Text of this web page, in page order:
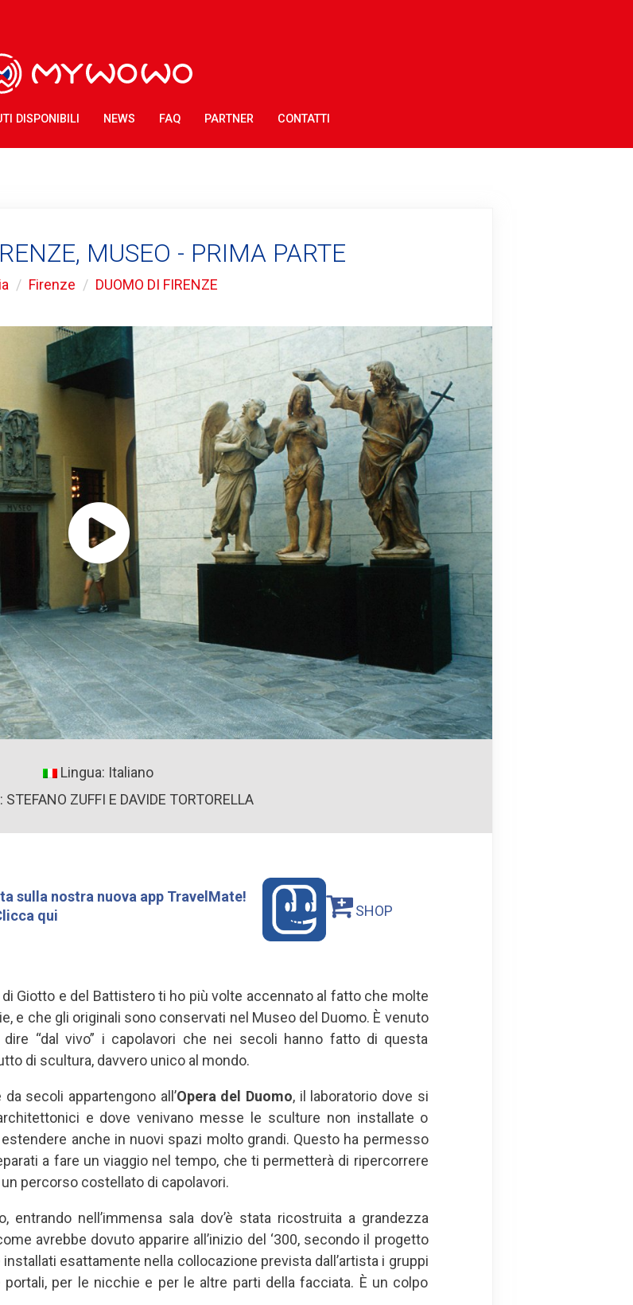
DISPONIBILI NEWS FAQ PARTNER CONTATTI
MUSEO - PRIMA PARTE
Firenze DUOMO DI FIRENZE
Lingua: Italiano
ZUFFI E DAVIDE TORTORELLA
sulla nostra nuova app TravelMate!
qui
SHOP
di Giotto e del Battistero ti ho più volte accennato al fatto che molte
e che gli originali sono conservati nel Museo del Duomo. È venuto
“dal vivo” i capolavori che nei secoli hanno fatto di questa
di scultura, davvero unico al mondo.
secoli appartengono all’Opera del Duomo, il laboratorio dove si
e dove venivano messe le sculture non installate o
anche in nuovi spazi molto grandi. Questo ha permesso
a fare un viaggio nel tempo, che ti permetterà di ripercorrere
percorso costellato di capolavori.
entrando nell’immensa sala dov’è stata ricostruita a grandezza
avrebbe dovuto apparire all’inizio del ‘300, secondo il progetto
esattamente nella collocazione prevista dall’artista i gruppi
per le nicchie e per le altre parti della facciata. È un colpo